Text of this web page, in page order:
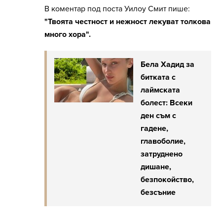
В коментар под поста Уилоу Смит пише:
"Твоята честност и нежност лекуват толкова
много хора".
Бела Хадид за
битката с
лаймската
болест: Всеки
ден съм с
гадене,
главоболие,
затруднено
дишане,
безпокойство,
безсъние